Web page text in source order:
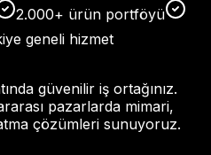
2.000+ ürün portföyü
geneli hizmet
güvenilir iş ortağınız.
pazarlarda mimari,
çözümleri sunuyoruz.